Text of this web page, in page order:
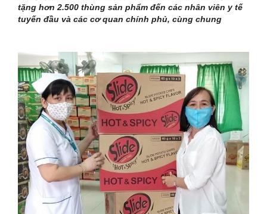
tặng hơn 2.500 thùng sản phẩm đến các nhân viên y tế
tuyến đầu và các cơ quan chính phủ, cùng chung